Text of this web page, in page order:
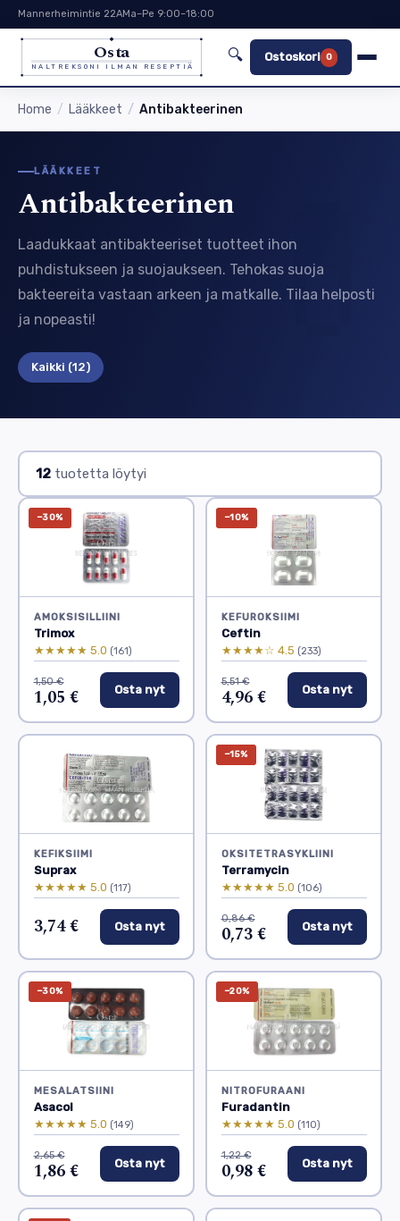
Mannerheimintie 22AMa–Pe 9:00–18:00
Osta
NALTREKSONI ILMAN RESEPTIÄ
🔍 Ostoskori 0
Home Lääkkeet Antibakteerinen
LÄÄKKEET
Antibakteerinen
Laadukkaat antibakteeriset tuotteet ihon
puhdistukseen ja suojaukseen. Tehokas suoja
bakteereita vastaan arkeen ja matkalle. Tilaa helposti
ja nopeasti!
Kaikki (12)
12 tuotetta löytyi
−30%
AMOKSISILLIINI
Trimox
★★★★★ 5.0 (161)
1,50 €
1,05 € Osta nyt
−10%
KEFUROKSIIMI
Ceftin
★★★★☆ 4.5 (233)
5,51 €
4,96 € Osta nyt
KEFIKSIIMI
Suprax
★★★★★ 5.0 (117)
3,74 € Osta nyt
−15%
OKSITETRASYKLIINI
Terramycin
★★★★★ 5.0 (106)
0,86 €
0,73 € Osta nyt
−30%
MESALATSIINI
Asacol
★★★★★ 5.0 (149)
2,65 €
1,86 € Osta nyt
−20%
NITROFURAANI
Furadantin
★★★★★ 5.0 (110)
1,22 €
0,98 € Osta nyt